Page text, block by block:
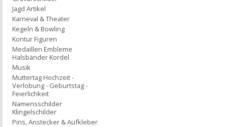
Jagd Artikel
Karneval & Theater
Kegeln & Bowling
Kontur Figuren
Medaillen Embleme
Halsbänder Kordel
Musik
Muttertag Hochzeit -
Verlobung - Geburtstag -
Feierlichkeit
Namensschilder
Klingelschilder
Pins, Anstecker & Aufkleber